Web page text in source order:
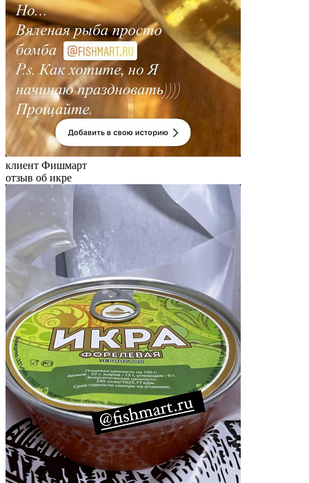
клиент Фишмарт
отзыв об икре